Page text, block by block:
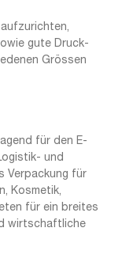
gute Druck-
Grössen
für den E-
und
Verpackung für
Kosmetik,
für ein breites
wirtschaftliche